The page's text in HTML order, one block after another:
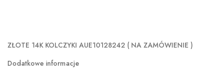
ZŁOTE 14K KOLCZYKI AUE10128242 ( NA ZAMÓWIENIE )
Dodatkowe informacje